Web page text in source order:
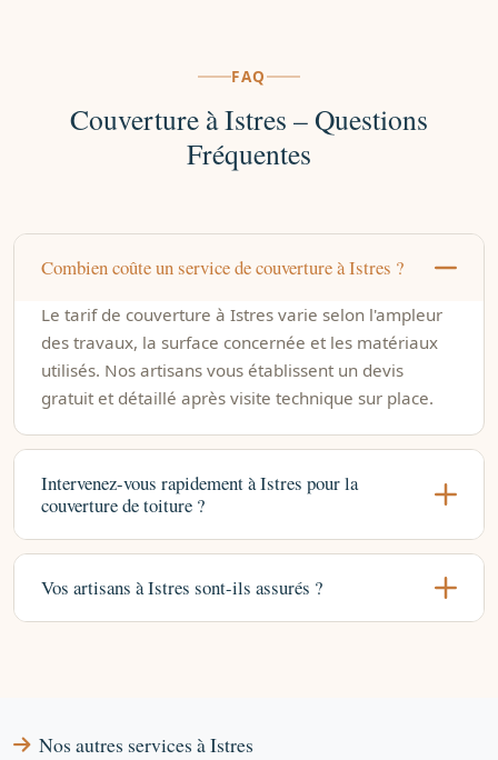
FAQ
Couverture à Istres – Questions
Fréquentes
Combien coûte un service de couverture à Istres ?
Le tarif de couverture à Istres varie selon l'ampleur
des travaux, la surface concernée et les matériaux
utilisés. Nos artisans vous établissent un devis
gratuit et détaillé après visite technique sur place.
Intervenez-vous rapidement à Istres pour la
couverture de toiture ?
Vos artisans à Istres sont-ils assurés ?
Nos autres services à Istres